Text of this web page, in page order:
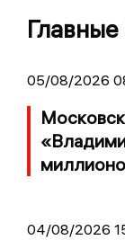
05/08/2026
04/08/2026